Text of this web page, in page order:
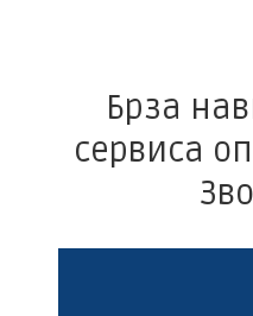
Брза
сервиса